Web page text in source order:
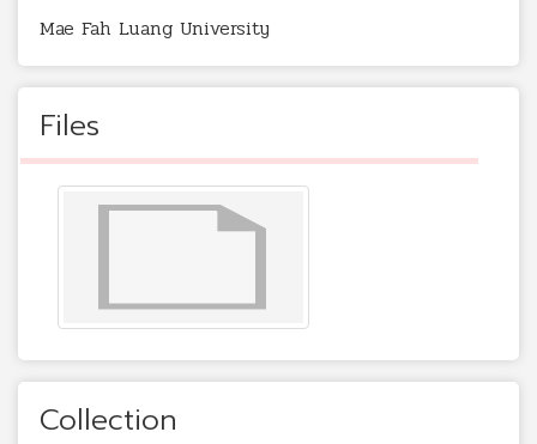
Mae Fah Luang University
Files
Collection